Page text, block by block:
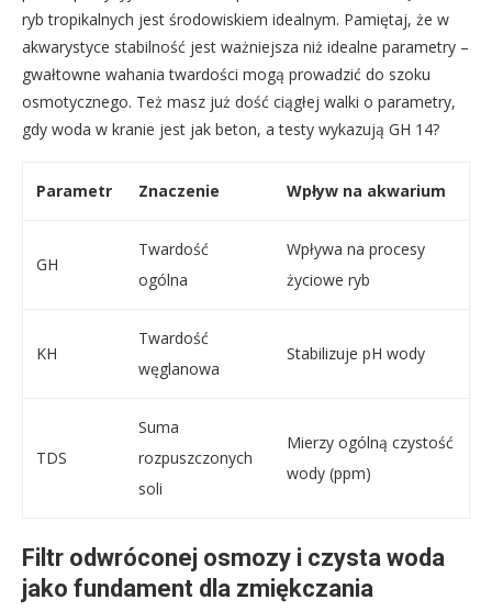
ryb tropikalnych jest środowiskiem idealnym. Pamiętaj, że w
akwarystyce stabilność jest ważniejsza niż idealne parametry –
gwałtowne wahania twardości mogą prowadzić do szoku
osmotycznego. Też masz już dość ciągłej walki o parametry,
gdy woda w kranie jest jak beton, a testy wykazują GH 14?
Parametr Znaczenie Wpływ na akwarium
GH
Twardość
ogólna
Wpływa na procesy
życiowe ryb
KH
Twardość
węglanowa
Stabilizuje pH wody
TDS
Suma
rozpuszczonych
soli
Mierzy ogólną czystość
wody (ppm)
Filtr odwróconej osmozy i czysta woda
jako fundament dla zmiękczania